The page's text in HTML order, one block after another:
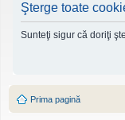
Şterge toate
Sunteţi sigur că doriţi
Prima pagină